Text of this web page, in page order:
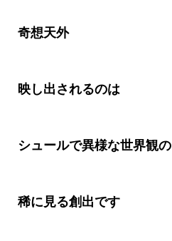
奇想天外
映し出されるのは
シュールで異様な世界観の
稀に見る創出です